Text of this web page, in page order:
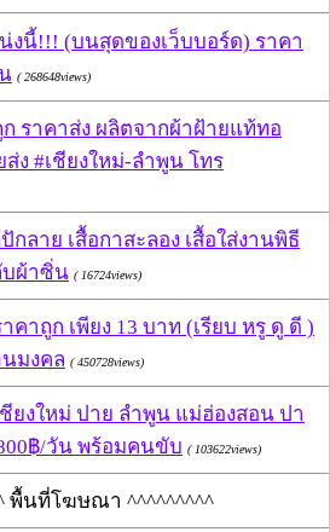
นี้!!! (บนสุดของเว็บบอร์ด) ราคา
( 268648views)
ราคาส่ง ผลิตจากผ้าฝ้ายแท้ทอ
ง #เชียงใหม่-ลำพูน โทร
กลาย เสื้อกาสะลอง เสื้อใส่งานพิธี
บผ้าซิ่น ( 16724views)
คาถูก เพียง 13 บาท (เรียบ หรู ดู ดี )
มงคล ( 450728views)
ยงใหม่ ปาย ลำพูน แม่ฮ่องสอน ปา
฿/วัน พร้อมคนขับ ( 103622views)
พื้นที่โฆษณา ^^^^^^^^^